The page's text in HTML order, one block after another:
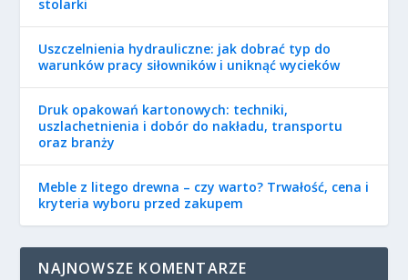
stolarki
Uszczelnienia hydrauliczne: jak dobrać typ do
warunków pracy siłowników i uniknąć wycieków
Druk opakowań kartonowych: techniki,
uszlachetnienia i dobór do nakładu, transportu
oraz branży
Meble z litego drewna – czy warto? Trwałość, cena i
kryteria wyboru przed zakupem
NAJNOWSZE KOMENTARZE